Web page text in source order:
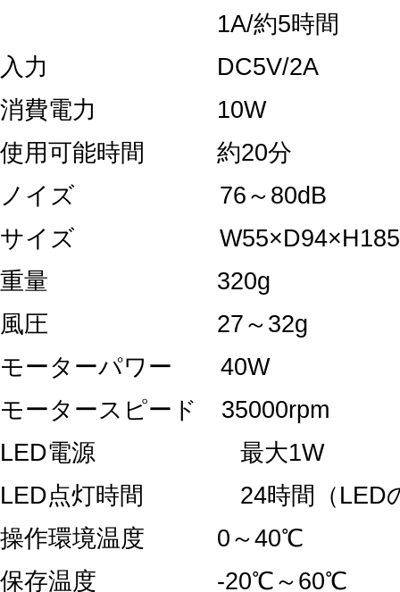
1A/約5時間
入力 DC5V/2A
消費電力 10W
使用可能時間 約20分
ノイズ 76～80dB
サイズ
重量 320g
風圧 27～32g
モーターパワー 40W
モータースピード 35000rpm
LED電源 最大1W
LED点灯時間 24時間（LEDの
操作環境温度 0～40℃
保存温度 -20℃～60℃